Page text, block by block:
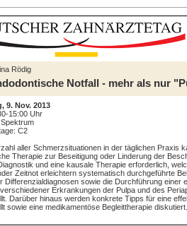
Rödig
Notfall - mehr als nur
9. Nov. 2013
15:00 Uhr
C2
aller Schmerzsituationen in der täglichen Praxis
Therapie zur Beseitigung oder Linderung der
und eine kausale Therapie erforderlich,
Zeitnot erleichtern systematisch durchgeführte
Differenzialdiagnosen sowie die Durchführung
Erkrankungen der Pulpa und des
Darüber hinaus werden konkrete Tipps für eine
sowie eine medikamentöse Begleittherapie diskutiert.